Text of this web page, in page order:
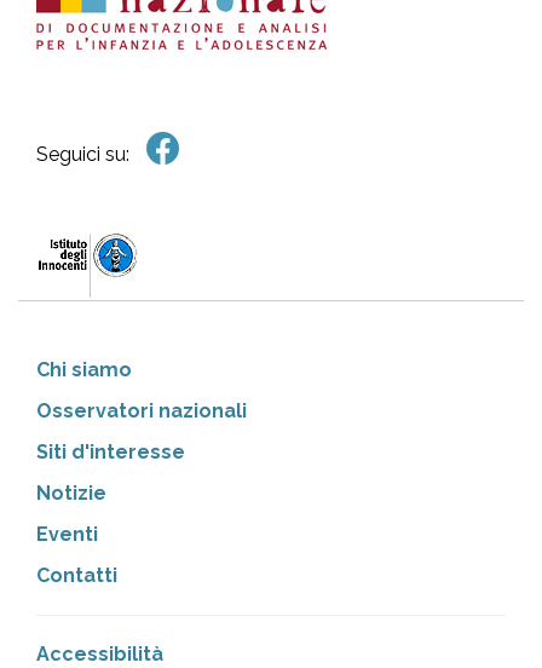
Seguici su:
Chi siamo
Osservatori nazionali
Siti d'interesse
Notizie
Eventi
Contatti
Accessibilità